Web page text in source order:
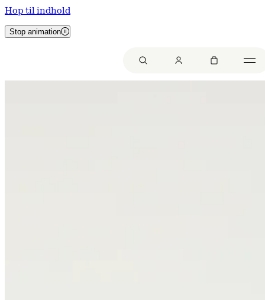
Hop til indhold
Stop animation